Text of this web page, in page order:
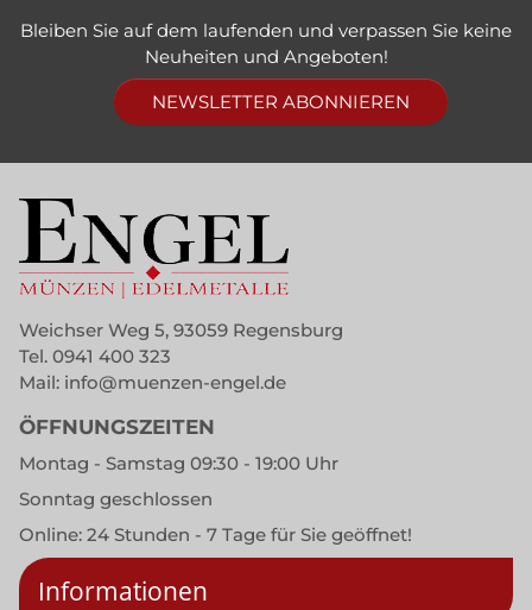
Bleiben Sie auf dem laufenden und verpassen Sie keine
Neuheiten und Angeboten!
NEWSLETTER ABONNIEREN
Weichser Weg 5, 93059 Regensburg
Tel. 0941 400 323
Mail: info@muenzen-engel.de
ÖFFNUNGSZEITEN
Montag - Samstag 09:30 - 19:00 Uhr
Sonntag geschlossen
Online: 24 Stunden - 7 Tage für Sie geöffnet!
Informationen